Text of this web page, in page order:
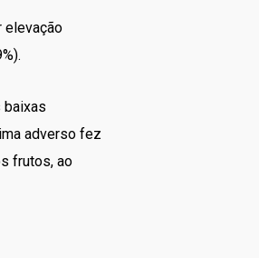
elevação
baixas
adverso fez
frutos, ao